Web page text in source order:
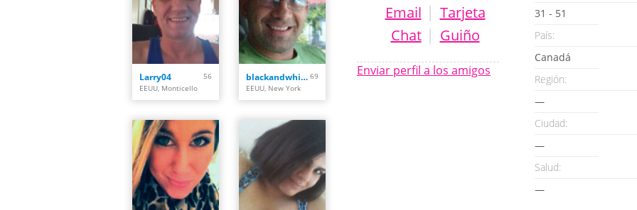
Larry04
56
EEUU, Monticello
blackandwhite102 69
EEUU, New York
Email | Tarjeta
Chat| Guiño
Enviar perfil a los amigos
31 - 51
País:
Canadá
Región:
—
Ciudad:
—
Salud:
—